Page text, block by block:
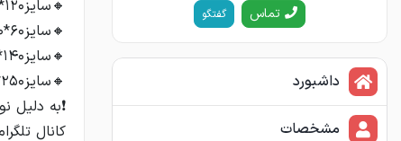
تماس گفتگو
داشبورد
مشخصات